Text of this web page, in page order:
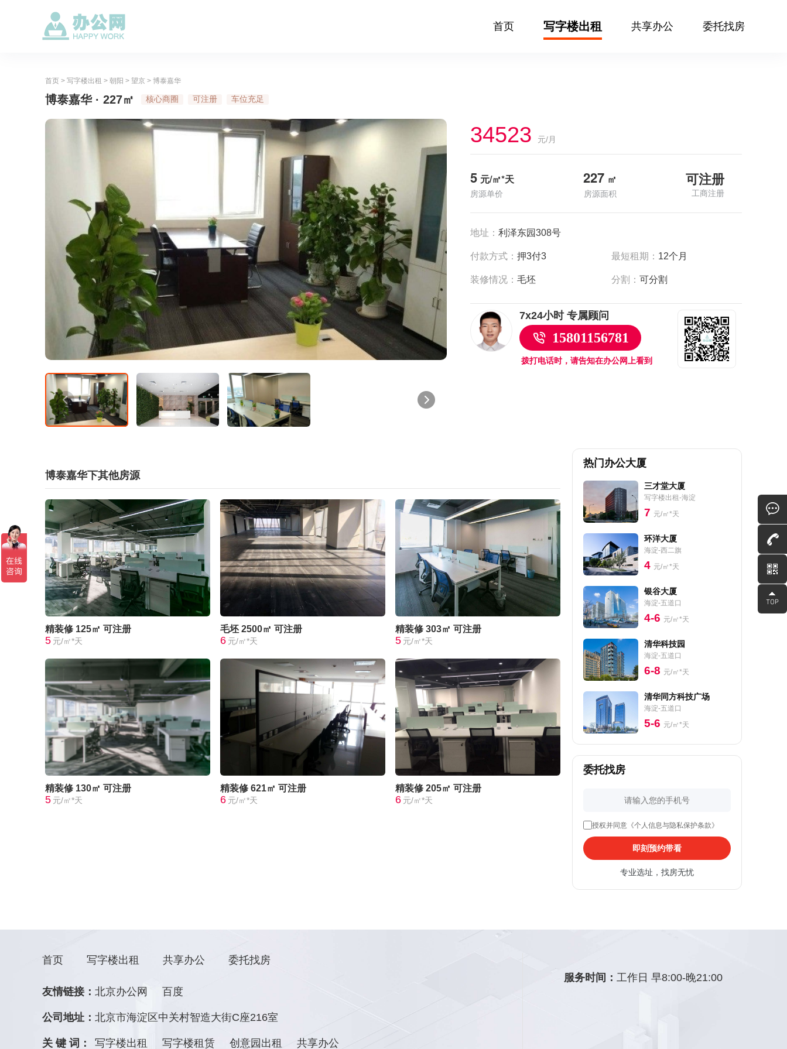
首页 写字楼出租 共享办公 委托找房
首页 > 写字楼出租 > 朝阳 > 望京 > 博泰嘉华
博泰嘉华 · 227㎡ 核心商圈 可注册 车位充足
34523 元/月
5 元/㎡*天
房源单价
227 ㎡
房源面积
可注册
工商注册
地址： 利泽东园308号
付款方式： 押3付3 最短租期： 12个月
装修情况： 毛坯 分割：可分割
7x24小时 专属顾问
15801156781
拨打电话时，请告知在办公网上看到
博泰嘉华下其他房源
精装修 125㎡ 可注册
5 元/㎡*天
毛坯 2500㎡ 可注册
6 元/㎡*天
精装修 303㎡ 可注册
5 元/㎡*天
精装修 130㎡ 可注册
5 元/㎡*天
精装修 621㎡ 可注册
6 元/㎡*天
精装修 205㎡ 可注册
6 元/㎡*天
热门办公大厦
三才堂大厦
写字楼出租-海淀
7 元/㎡*天
环洋大厦
海淀-西二旗
4 元/㎡*天
银谷大厦
海淀-五道口
4-6 元/㎡*天
清华科技园
海淀-五道口
6-8 元/㎡*天
清华同方科技广场
海淀-五道口
5-6 元/㎡*天
委托找房
授权并同意《个人信息与隐私保护条款》
即刻预约带看
专业选址，找房无忧
首页 写字楼出租 共享办公 委托找房
友情链接： 北京办公网 百度
公司地址： 北京市海淀区中关村智造大街C座216室
关 键 词： 写字楼出租 写字楼租赁 创意园出租 共享办公
服务时间：工作日 早8:00-晚21:00